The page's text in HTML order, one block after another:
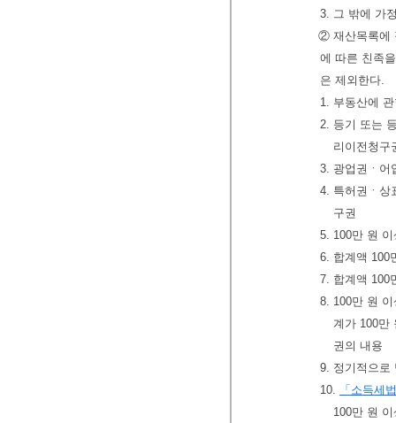
3. 그 밖에 가
② 재산목록에
에 따른 친족
은 제외한다.
1. 부동산에
2. 등기 또는
리이전청구
3. 광업권ㆍ어
4. 특허권ㆍ상
구권
5. 100만 원
6. 합계액 100
7. 합계액 100
8. 100만 원
계가 100만
권의 내용
9. 정기적으로
10.
「소득세
100만 원